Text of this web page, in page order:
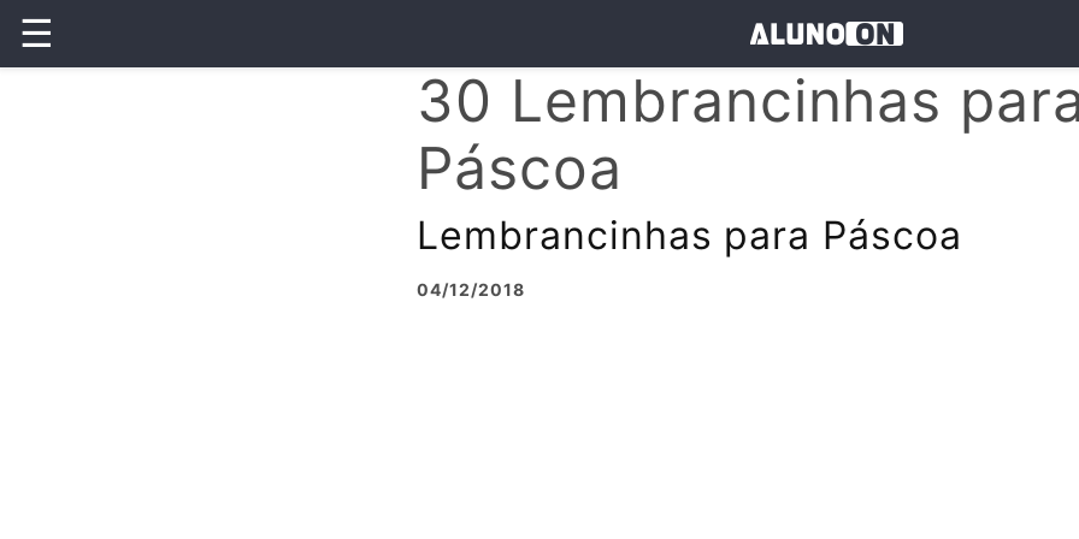
☰
30 Lembrancinhas
Páscoa
Lembrancinhas para Páscoa
04/12/2018